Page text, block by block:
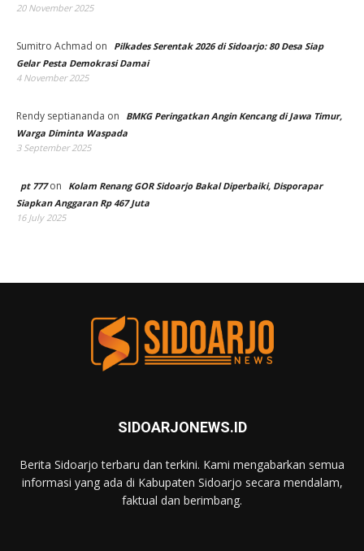
20 November 2025
Sumitro Achmad on
Pilkades Serentak 2026 di Sidoarjo: 80 Desa Siap
Gelar Pesta Demokrasi Damai
4 November 2025
Rendy septiananda on
BMKG Peringatkan Angin Kencang di Jawa Timur,
Warga Diminta Waspada
3 September 2025
pt 777on
Kolam Renang GOR Sidoarjo Bakal Diperbaiki, Disporapar
Siapkan Anggaran Rp 467 Juta
16 July 2025
SIDOARJONEWS.ID
Berita Sidoarjo terbaru dan terkini. Kami mengabarkan semua
informasi yang ada di Kabupaten Sidoarjo secara mendalam,
faktual dan berimbang.